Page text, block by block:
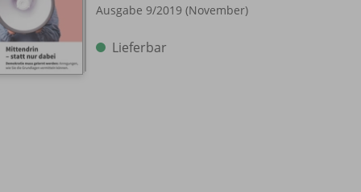
Ausgabe 9/2019 (November)
Lieferbar